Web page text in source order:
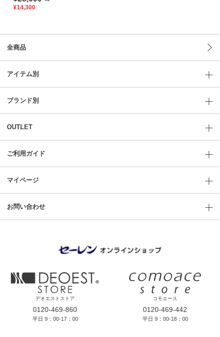
¥14,300
全商品
アイテム別
ブランド別
OUTLET
ご利用ガイド
マイページ
お問い合わせ
デオエストストア
0120-469-860
平日 9：00-17：00
コモエース
0120-469-442
平日 9：00-18：00